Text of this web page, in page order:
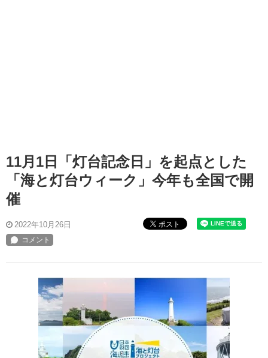
11月1日「灯台記念日」を起点とした
「海と灯台ウィーク」今年も全国で開
催
2022年10月26日 ポスト